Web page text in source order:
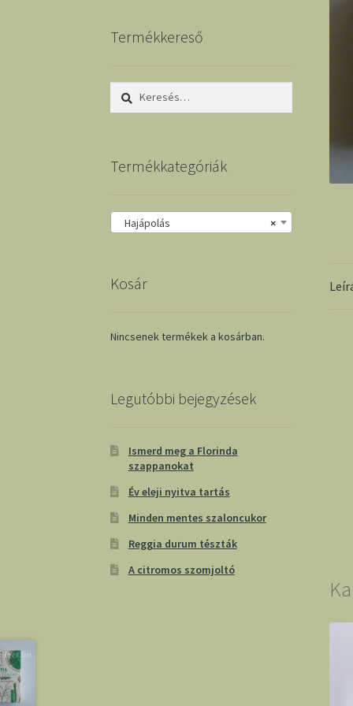
Termékkereső
Keresés:
Termékkategóriák
×
Hajápolás
Kosár
Nincsenek termékek a kosárban.
Legutóbbi bejegyzések
Ismerd meg a Florinda
szappanokat
Év eleji nyitva tartás
Minden mentes szaloncukor
Reggia durum tészták
A citromos szomjoltó